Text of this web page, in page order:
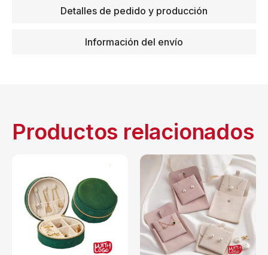
Detalles de pedido y producción
Información del envío
Productos relacionados